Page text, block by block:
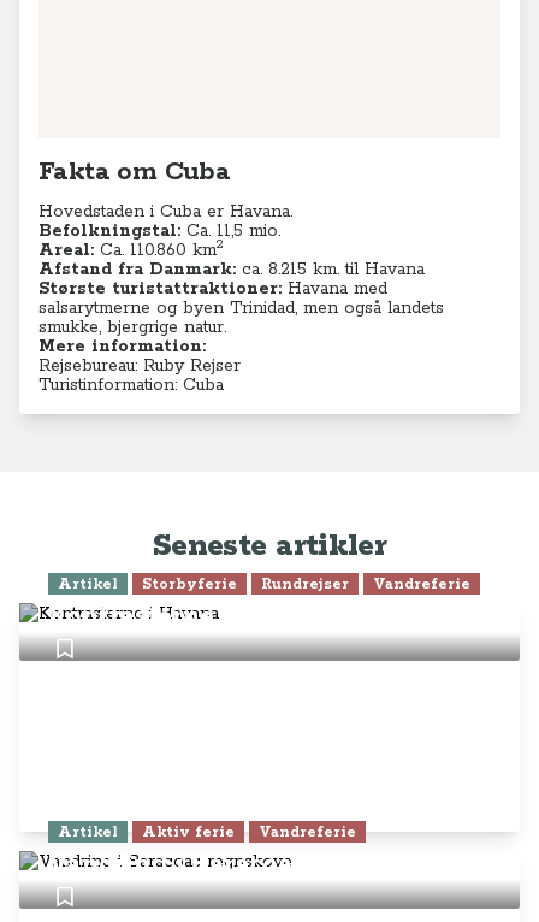
Fakta om Cuba
Hovedstaden i Cuba er Havana.
Befolkningstal: Ca. 11,5 mio.
Areal: Ca. 110.860 km2
Afstand fra Danmark: ca. 8.215 km. til Havana
Største turistattraktioner: Havana med
salsarytmerne og byen Trinidad, men også landets
smukke, bjergrige natur.
Mere information:
Rejsebureau: Ruby Rejser
Turistinformation: Cuba
Seneste artikler
Artikel Storbyferie Rundrejser Vandreferie
Kontrasterne i Havana
Artikel Aktiv ferie Vandreferie
Vandring i Baracoas regnskove